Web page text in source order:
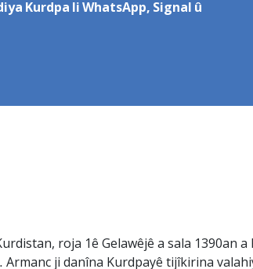
Kurdpa li WhatsApp, Signal û
roja 1ê Gelawêjê a sala 1390an a
Armanc ji danîna Kurdpayê tijîkirina